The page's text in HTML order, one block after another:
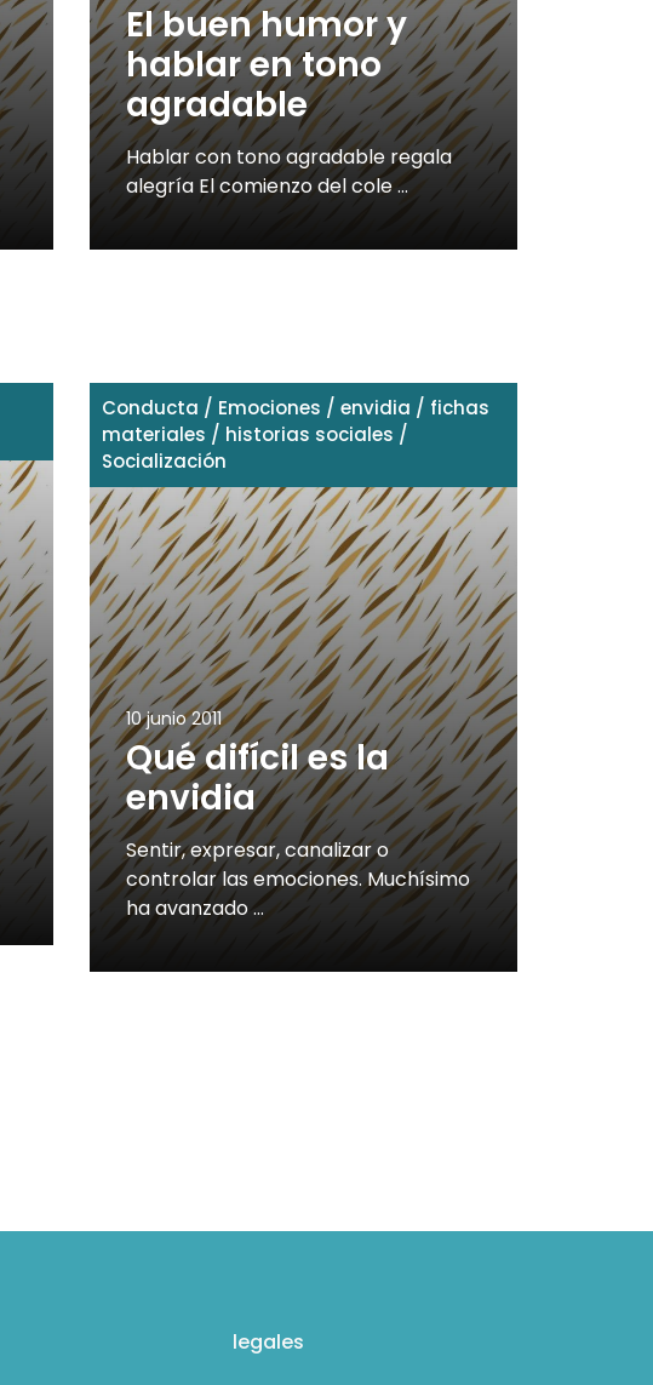
El buen humor y
hablar en tono
agradable
Hablar con tono agradable regala
alegría El comienzo del cole …
Conducta / Emociones / envidia / fichas
materiales / historias sociales /
Socialización
10 junio 2011
Qué difícil es la
envidia
Sentir, expresar, canalizar o
controlar las emociones. Muchísimo
ha avanzado …
legales